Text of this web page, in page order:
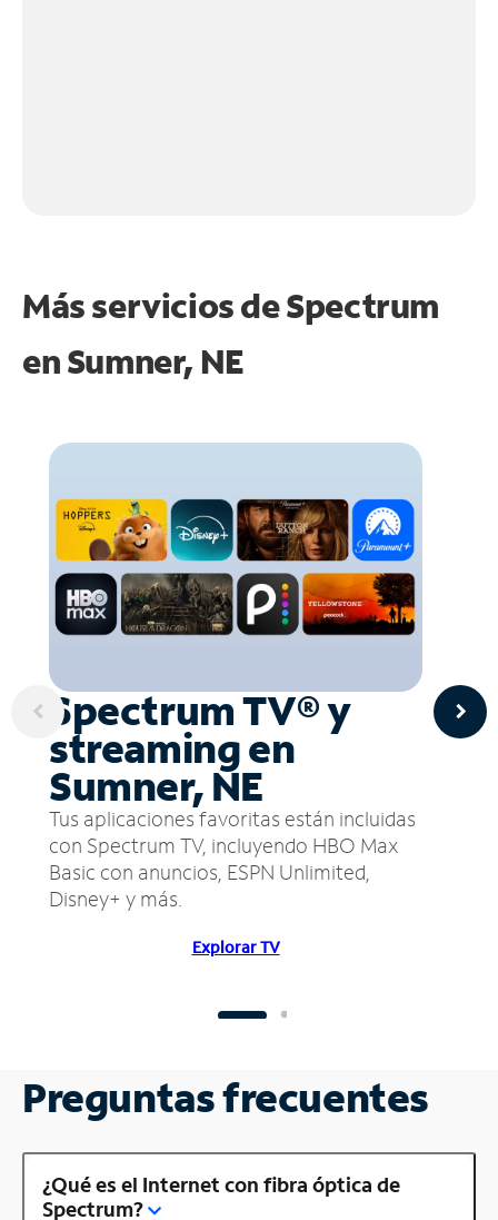
Más servicios de Spectrum
enSumner, NE
Spectrum TV® y
streaming en
Sumner, NE
Tus aplicaciones favoritas están incluidas
con Spectrum TV, incluyendo HBO Max
Basic con anuncios, ESPN Unlimited,
Disney+ y más.
Explorar TV
Preguntas frecuentes
¿Qué es el Internet con fibra óptica de
Spectrum?